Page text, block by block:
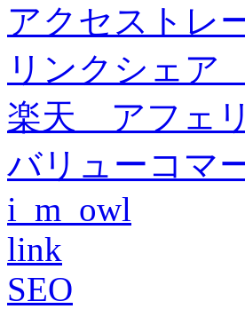
アクセスト
リンクシェア
楽天 アフェリ
バリューコマ
i_m_owl
link
SEO